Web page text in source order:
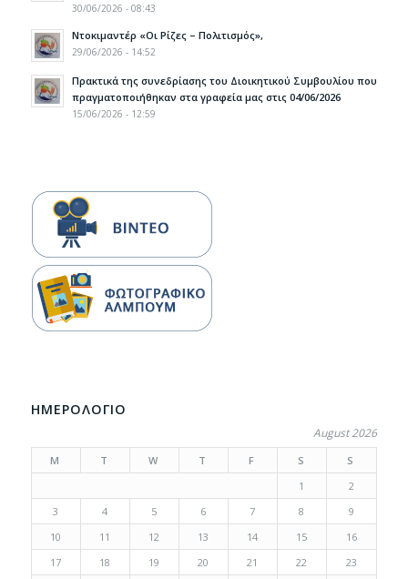
30/06/2026 - 08:43
Ντοκιμαντέρ «Οι Ρίζες – Πολιτισμός»,
29/06/2026 - 14:52
Πρακτικά της συνεδρίασης του Διοικητικού Συμβουλίου που
πραγματοποιήθηκαν στα γραφεία μας στις 04/06/2026
15/06/2026 - 12:59
ΗΜΕΡΟΛΟΓΙΟ
August 2026
M T W T F S
S
1
2
3
4 5 6 7 8
9
10
11 12 13 14 15
16
17
18 19 20 21 22
23